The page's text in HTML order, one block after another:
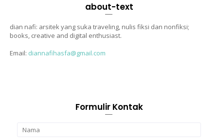
about-text
dian nafi: arsitek yang suka traveling, nulis fiksi dan nonfiksi;
books, creative and digital enthusiast.
Email: diannafihasfa@gmail.com
Formulir Kontak